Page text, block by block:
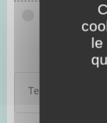
Aux 6 ans de
Textes de
le